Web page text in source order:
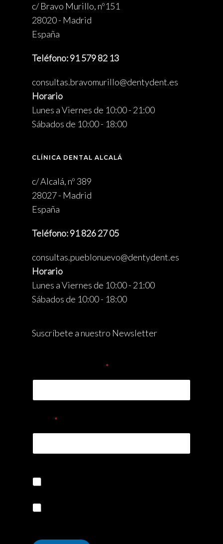
c/ Bravo Murillo, nº151
28020 - Madrid
España
Teléfono: 91 579 82 13
consultas.bravomurillo@dentydent.es
Horario
Lunes a Viernes de 10:00 - 21:00
Sábados de 10:00 - 18:00
CLÍNICA DENTAL ALCALÁ
c/ Alcalá, nº 389
28027 - Madrid
España
Teléfono: 91 826 27 05
consultas.pueblonuevo@dentydent.es
Horario
Lunes a Viernes de 10:00 - 21:00
Sábados de 10:00 - 18:00
Suscríbete a nuestro Newsletter
*
*